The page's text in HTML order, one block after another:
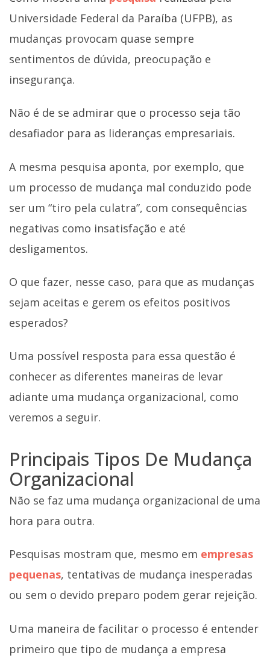
Universidade Federal da Paraíba (UFPB), as
mudanças provocam quase sempre
sentimentos de dúvida, preocupação e
insegurança.
Não é de se admirar que o processo seja tão
desafiador para as lideranças empresariais.
A mesma pesquisa aponta, por exemplo, que
um processo de mudança mal conduzido pode
ser um “tiro pela culatra”, com consequências
negativas como insatisfação e até
desligamentos.
O que fazer, nesse caso, para que as mudanças
sejam aceitas e gerem os efeitos positivos
esperados?
Uma possível resposta para essa questão é
conhecer as diferentes maneiras de levar
adiante uma mudança organizacional, como
veremos a seguir.
Principais Tipos De Mudança
Organizacional
Não se faz uma mudança organizacional de uma
hora para outra.
Pesquisas mostram que, mesmo em empresas
pequenas, tentativas de mudança inesperadas
ou sem o devido preparo podem gerar rejeição.
Uma maneira de facilitar o processo é entender
primeiro que tipo de mudança a empresa